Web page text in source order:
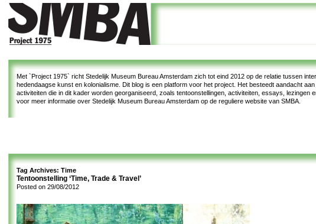
Met `Project 1975` richt Stedelijk Museum Bureau Amsterdam zich tot eind 2012 op de relatie tussen
hedendaagse kunst en kolonialisme. Dit blog is een platform voor het project. Het besteedt aandacht
activiteiten die in dit kader worden georganiseerd, zoals tentoonstellingen, activiteiten, essays, lezingen
voor meer informatie over Stedelijk Museum Bureau Amsterdam op de reguliere website van SMBA.
Tag Archives: Time
Tentoonstelling ‘Time, Trade & Travel’
Posted on 29/08/2012